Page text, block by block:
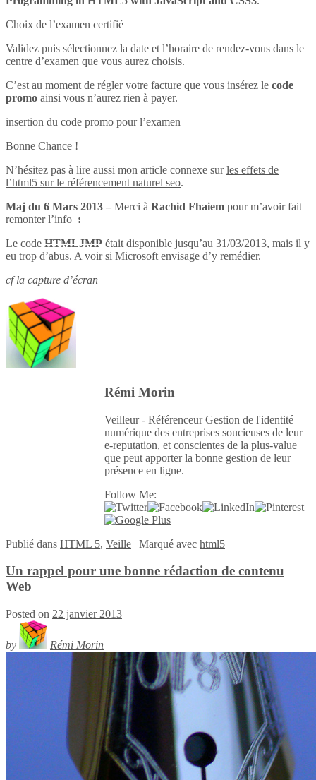
Choix de l’examen certifié
Validez puis sélectionnez la date et l’horaire de rendez-vous dans le
centre d’examen que vous aurez choisis.
C’est au moment de régler votre facture que vous insérez le code
promo ainsi vous n’aurez rien à payer.
insertion du code promo pour l’examen
Bonne Chance !
N’hésitez pas à lire aussi mon article connexe surles effets de
l’html5 sur le référencement naturel seo.
Maj du 6 Mars 2013 – Merci à Rachid Fhaiem pour m’avoir fait
remonter l’info :
Le code HTMLJMP était disponible jusqu’au 31/03/2013, mais il y
eu trop d’abus. A voir si Microsoft envisage d’y remédier.
cf la capture d’écran
Rémi Morin
Veilleur - Référenceur Gestion de l'identité
numérique des entreprises soucieuses de leur
e-reputation, et conscientes de la plus-value
que peut apporter la bonne gestion de leur
présence en ligne.
Follow Me:
Publié dans HTML 5, Veille | Marqué avec html5
Un rappel pour une bonne rédaction de contenu
Web
Posted on 22 janvier 2013
by Rémi Morin